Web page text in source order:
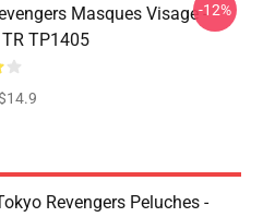
Masques Visage -
TP1405
-12%
Revengers Peluches -